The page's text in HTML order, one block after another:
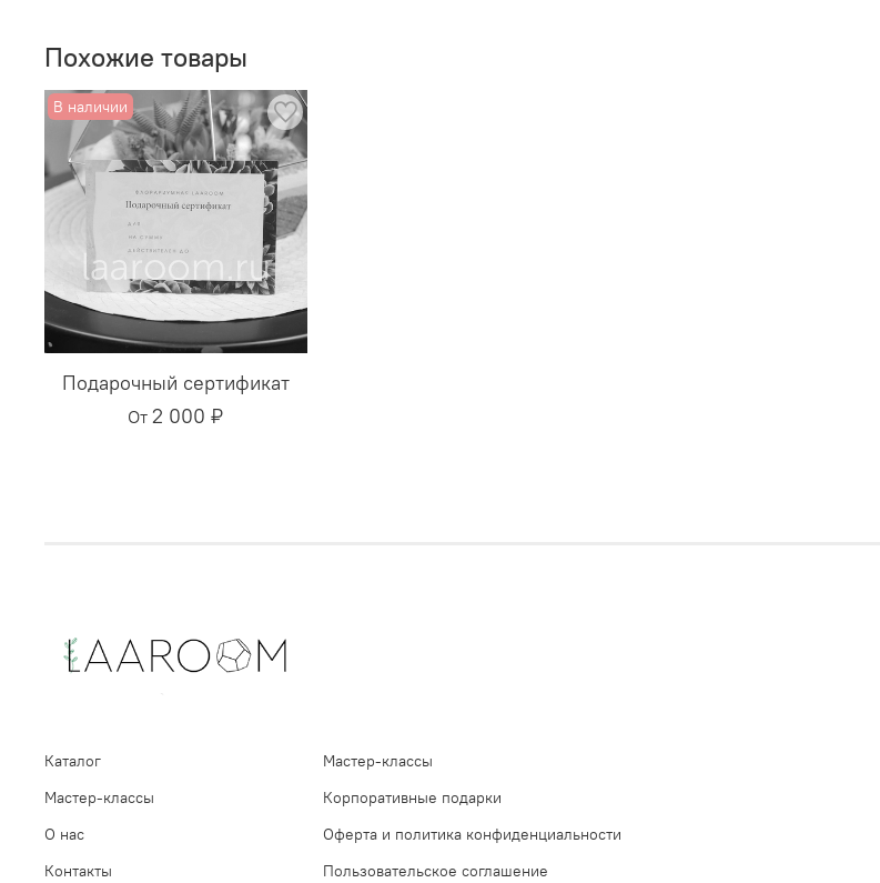
Похожие товары
В наличии
Подарочный сертификат
От 2 000 ₽
Каталог
Мастер-классы
О нас
Контакты
Мастер-классы
Корпоративные подарки
Оферта и политика конфиденциальности
Пользовательское соглашение